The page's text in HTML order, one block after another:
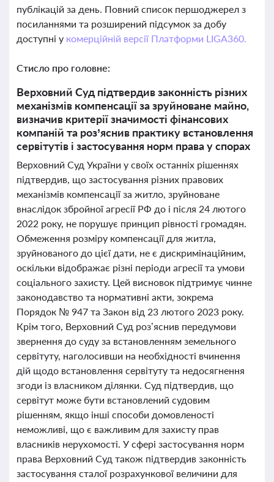
публікацій за день. Повний список першоджерел з
посиланнями та розширений підсумок за добу
доступні у комерційній версії Платформи LIGA360.
Стисло про головне:
Верховний Суд підтвердив законність різних
механізмів компенсації за зруйноване майно,
визначив критерії значимості фінансових
компаній та роз’яснив практику встановлення
сервітутів і застосування норм права у спорах
Верховний Суд України у своїх останніх рішеннях
підтвердив, що застосування різних правових
механізмів компенсації за житло, зруйноване
внаслідок збройної агресії РФ до і після 24 лютого
2022 року, не порушує принцип рівності громадян.
Обмеження розміру компенсації для житла,
зруйнованого до цієї дати, не є дискримінаційним,
оскільки відображає різні періоди агресії та умови
соціального захисту. Цей висновок підтримує чинне
законодавство та нормативні акти, зокрема
Порядок № 947 та Закон від 23 лютого 2023 року.
Крім того, Верховний Суд роз’яснив передумови
звернення до суду за встановленням земельного
сервітуту, наголосивши на необхідності вчинення
дій щодо встановлення сервітуту та недосягнення
згоди із власником ділянки. Суд підтвердив, що
сервітут може бути встановлений судовим
рішенням, якщо інші способи домовленості
неможливі, що є важливим для захисту прав
власників нерухомості. У сфері застосування норм
права Верховний Суд також підтвердив законність
застосування сталої розрахункової величини для